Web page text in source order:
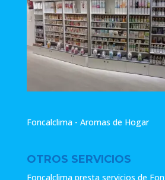
Foncalclima - Aromas de Hogar
OTROS SERVICIOS
Foncalclima presta servicios de